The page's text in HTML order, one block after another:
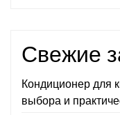
Свежие
Кондиционер для
выбора и